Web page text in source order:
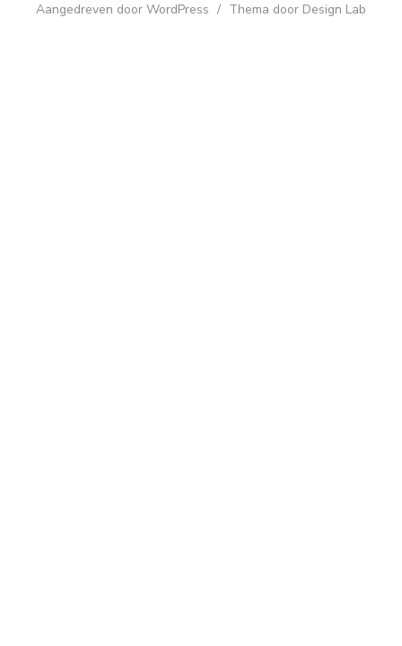
Aangedreven door WordPress / Thema door Design Lab